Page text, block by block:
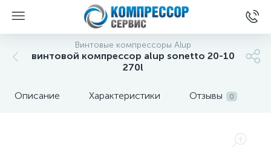
Винтовые компрессоры Alup
винтовой компрессор alup sonetto 20-10
270l
Описание Характеристики Отзывы 0